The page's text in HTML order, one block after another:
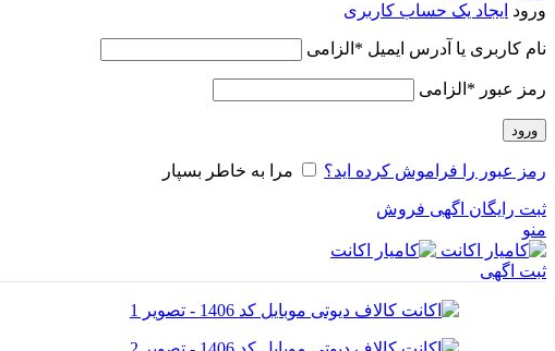
ورود ایجاد یک حساب کاربری
نام کاربری یا آدرس ایمیل * الزامی
رمز عبور * الزامی
ورود
رمز عبور را فراموش کرده اید؟ مرا به خاطر بسپار
ثبت رایگان اگهی فروش
منو
ثبت اگهی